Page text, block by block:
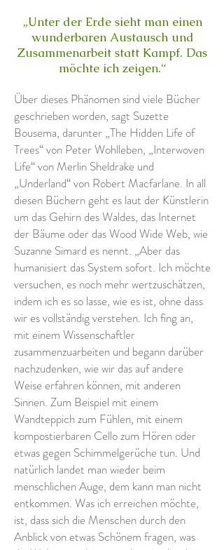
„Unter der Erde sieht man einen
wunderbaren Austausch und
Zusammenarbeit statt Kampf. Das
möchte ich zeigen.“
Über dieses Phänomen sind viele Bücher
geschrieben worden, sagt Suzette
Bousema, darunter „The Hidden Life of
Trees“ von Peter Wohlleben, „Interwoven
Life“ von Merlin Sheldrake und
„Underland“ von Robert Macfarlane. In all
diesen Büchern geht es laut der Künstlerin
um das Gehirn des Waldes, das Internet
der Bäume oder das Wood Wide Web, wie
Suzanne Simard es nennt. „Aber das
humanisiert das System sofort. Ich möchte
versuchen, es noch mehr wertzuschätzen,
indem ich es so lasse, wie es ist, ohne dass
wir es vollständig verstehen. Ich fing an,
mit einem Wissenschaftler
zusammenzuarbeiten und begann darüber
nachzudenken, wie wir das auf andere
Weise erfahren können, mit anderen
Sinnen. Zum Beispiel mit einem
Wandteppich zum Fühlen, mit einem
kompostierbaren Cello zum Hören oder
etwas gegen Schimmelgerüche tun. Und
natürlich landet man wieder beim
menschlichen Auge, dem kann man nicht
entkommen. Was ich erreichen möchte,
ist, dass sich die Menschen durch den
Anblick von etwas Schönem fragen, was